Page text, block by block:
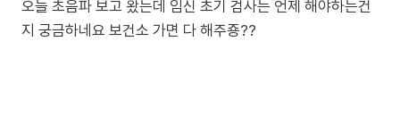
오늘 초음파 보고 왔는데 임신 초기 검사는 언제 해야하는건
지 궁금하네요 보건소 가면 다 해주죵??